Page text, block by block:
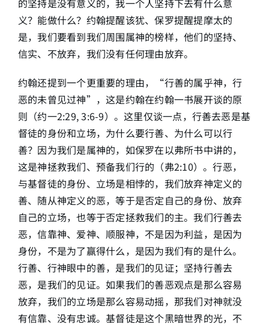
的坚持是没有意义的，我一个人坚持下去有什么意
义？能做什么？约翰提醒该犹、保罗提醒提摩太的
是，我们要看到我们周围属神的榜样，他们的坚持、
信实、不放弃，我们没有任何理由放弃。
约翰还提到一个更重要的理由，“行善的属乎神，行
恶的未曾见过神”，这是约翰在约翰一书展开谈的原
则（约一2:29, 3:6-9）。这里仅谈一点，行善去恶是基
督徒的身份和立场，为什么要行善、为什么可以行
善？因为我们是属神的，如保罗在以弗所书中讲的，
这是神拯救我们、预备我们行的（弗2:10）。行恶，
与基督徒的身份、立场是相悖的，我们放弃神定义的
善、随从神定义的恶，等于是否定自己的身份、放弃
自己的立场，也等于否定拯救我们的主。我们行善去
恶，信靠神、爱神、顺服神，不是因为利益，是因为
身份，不是为了赢得什么，是因为我们有的是什么。
行善、行神眼中的善，是我们的见证；坚持行善去
恶，是我们的见证。如果我们的善恶观点是那么容易
放弃，我们的立场是那么容易动摇，那我们对神就没
有信靠、没有忠诚。基督徒是这个黑暗世界的光，不